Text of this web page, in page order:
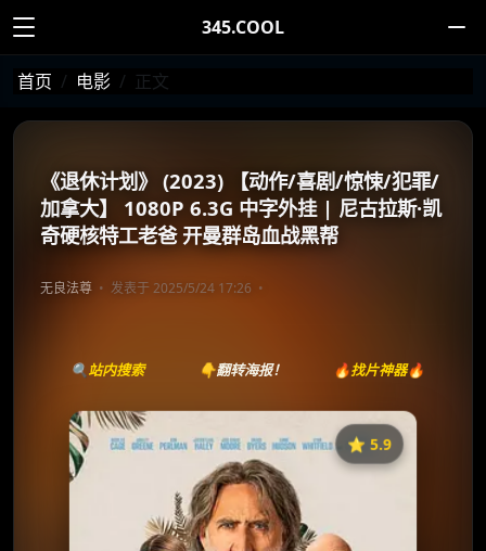
345.COOL
首页 电影 正文
《退休计划》 (2023) 【动作/喜剧/惊悚/犯罪/
加拿大】 1080P 6.3G 中字外挂 | 尼古拉斯·凯
奇硬核特工老爸 开曼群岛血战黑帮
无良法尊 发表于 2025/5/24 17:26
🔍站内搜索 👇翻转海报！ 🔥找片神器🔥
⭐️ 5.9
《退休计划》
⭐️ 评分：5.9 | 🎬 2023年